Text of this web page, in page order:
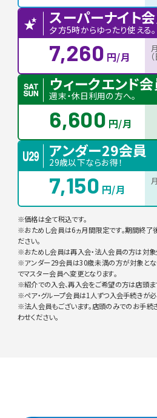
スーパーナイト
夕方5時からゆったり使える。
7,260 円/月
ウィークエンド
週末・休日利用の方へ。
6,600 円/月
アンダー29会員
29歳以下ならお得！
7,150 円/月
※価格は全て税込です。
※おためし会員は6ヵ月間限定です。期間終了
ださい。
※おためし会員は再入会・法人会員の方は対象
※アンダー29会員は30歳未満の方が対象とな
でマスター会員へ変更となります。
※紹介での入会、再入会をご希望の方は店頭ま
※ペア・グループ会員は1人ずつ入会手続きが必
※法人会員もございます。店頭のみでのお手続
わせください。